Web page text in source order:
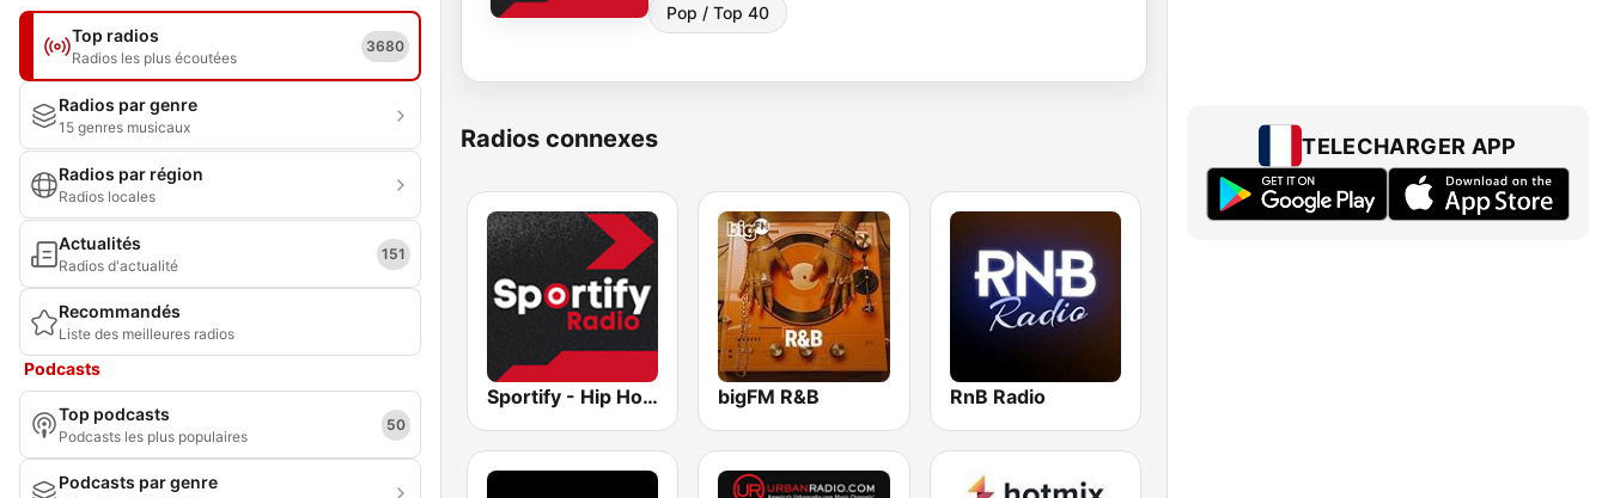
Top radios
Radios les plus écoutées
3680
Radios par genre
15 genres musicaux
Radios par région
Radios locales
Actualités
Radios d'actualité
151
Recommandés
Liste des meilleures radios
Podcasts
Top podcasts
Podcasts les plus populaires
50
Podcasts par genre
Pop / Top 40
Radios connexes
Sportify - Hip Hop Workout bigFM R&B RnB Radio
TELECHARGER APP